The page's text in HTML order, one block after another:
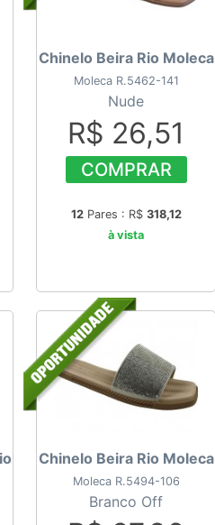
Chinelo Beira Rio Moleca
Moleca R.5462-141
Nude
R$ 26,51
COMPRAR
12Pares : R$ 318,12
à vista
Chinelo Beira Rio Moleca
Moleca R.5494-106
Branco Off